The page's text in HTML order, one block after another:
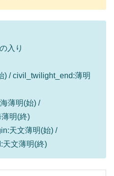
入り
) / civil_twilight_end:薄明
薄明(始) /
明(終)
天文薄明(始) /
天文薄明(終)